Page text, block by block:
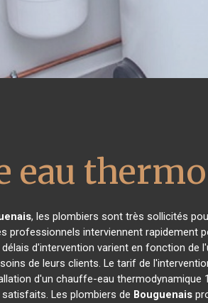
eau
, les plombiers sont très sollicités
professionnels interviennent rapidement
d'intervention varient en fonction de
de leurs clients. Le tarif de
d'un chauffe-eau thermodynamique
Les plombiers de Bouguenais